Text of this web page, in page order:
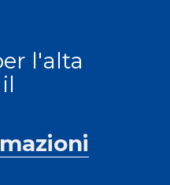
l'alta